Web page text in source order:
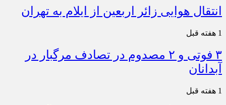
انتقال هوایی زائر اربعین از ایلام به تهران
1 هفته قبل
۳ فوتی و ۲ مصدوم در تصادف مرگبار در
آبدانان
1 هفته قبل